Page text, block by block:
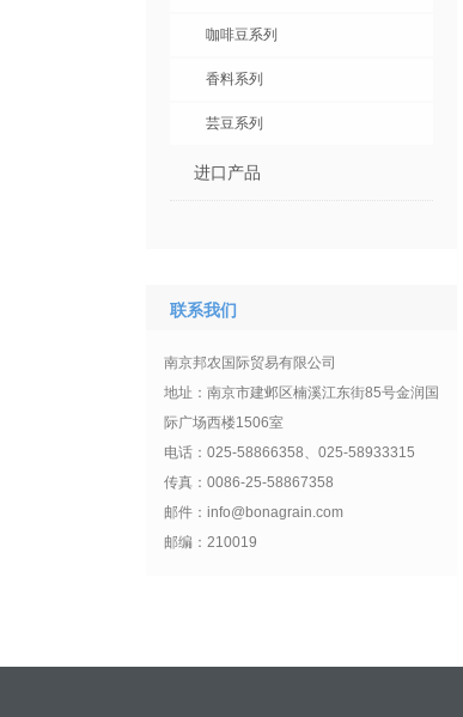
咖啡豆系列
香料系列
芸豆系列
进口产品
联系我们
南京邦农国际贸易有限公司
地址：南京市建邺区楠溪江东街85号金润国
际广场西楼1506室
电话：025-58866358、025-58933315
传真：0086-25-58867358
邮件：info@bonagrain.com
邮编：210019